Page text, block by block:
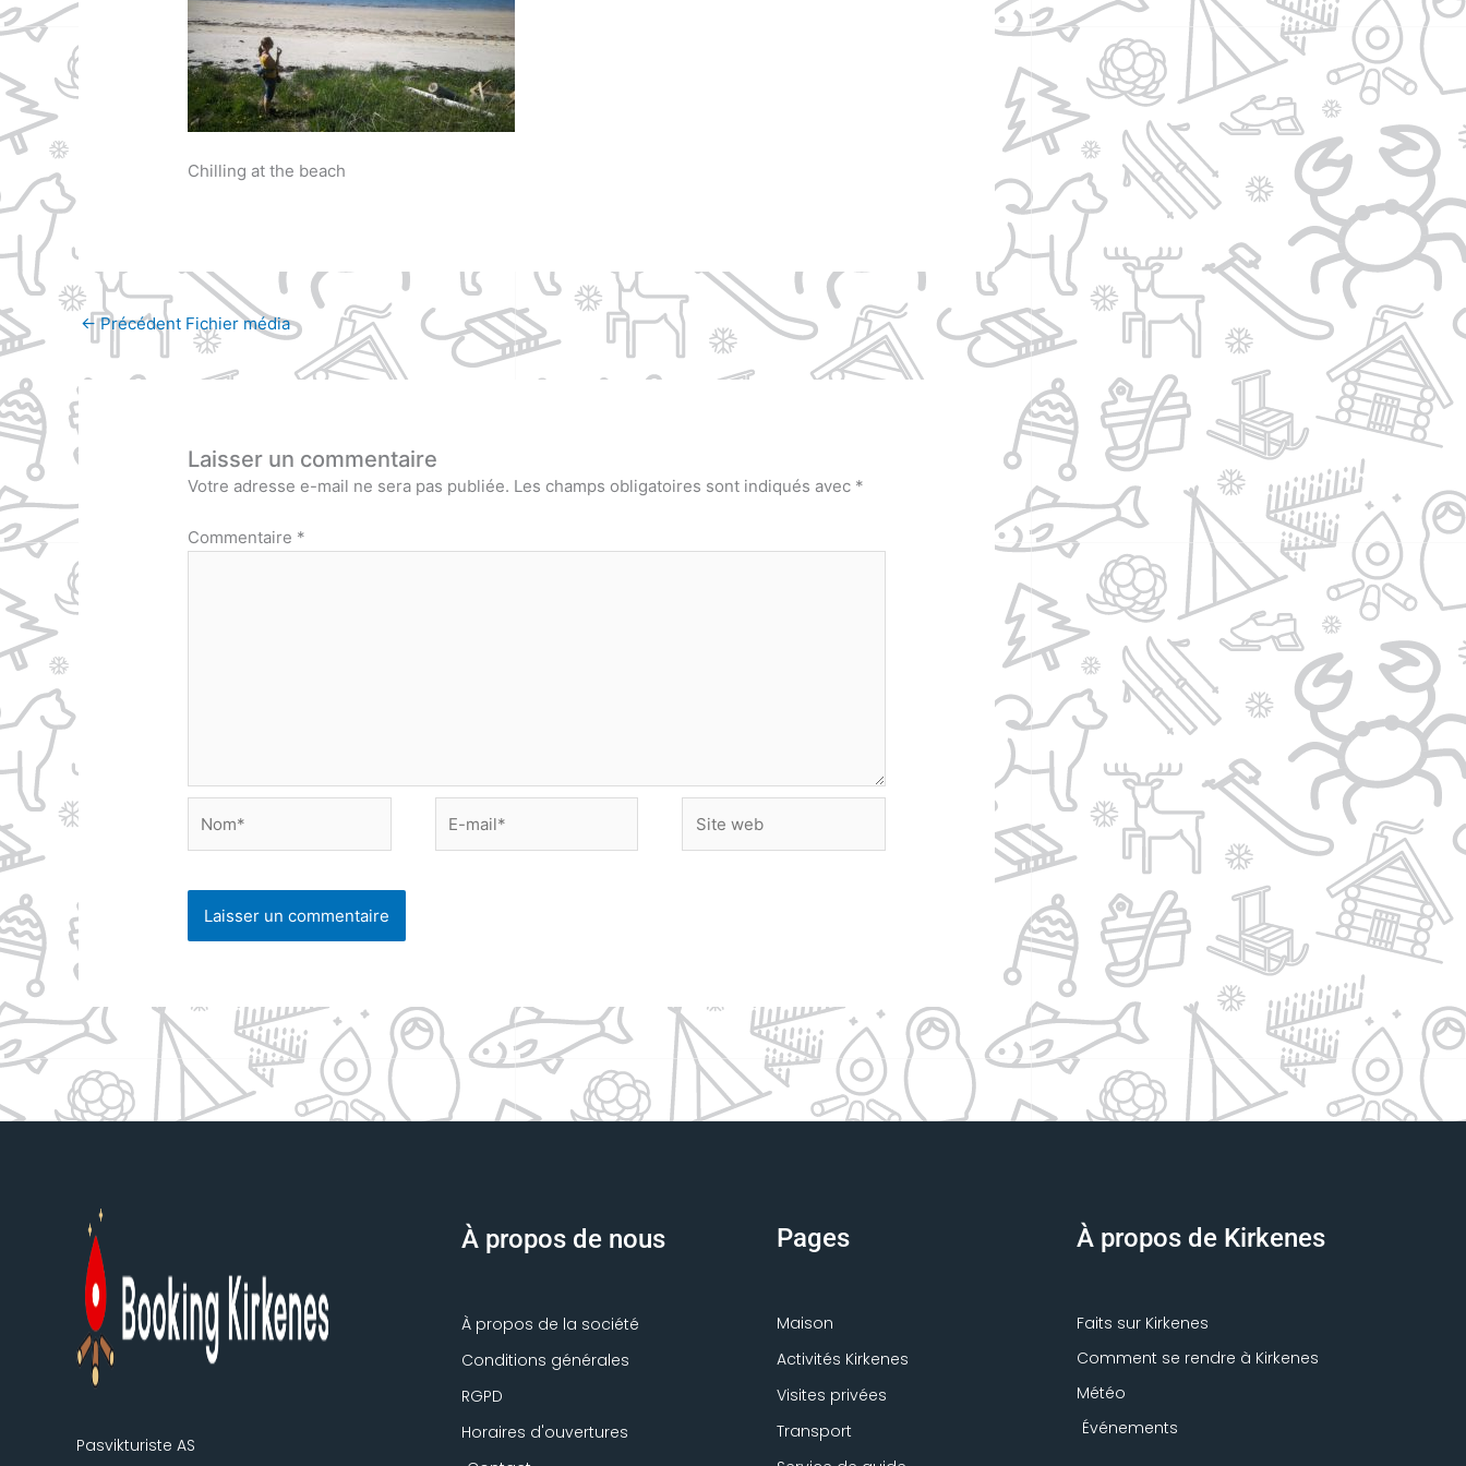
Chilling at the beach
←Précédent Fichier média
Laisser un commentaire
Votre adresse e-mail ne sera pas publiée. Les champs obligatoires sont indiqués avec *
Commentaire *
mail*
web
Pasvikturiste AS
À propos de nous
À propos de la société
Conditions générales
RGPD
Horaires d'ouvertures
Pages
Maison
Activités Kirkenes
Visites privées
Transport
À propos de Kirkenes
Faits sur Kirkenes
Comment se rendre à Kirkenes
Météo
Événements